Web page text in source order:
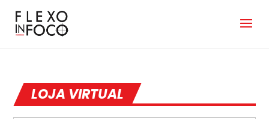
LOJA VIRTUAL